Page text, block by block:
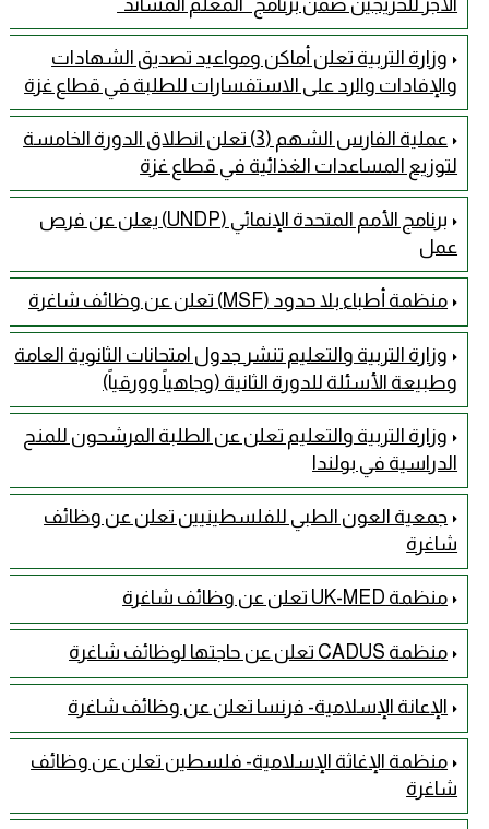
وزارة التربية تعلن أماكن ومواعيد تصديق الشهادات
والإفادات والرد على الاستفسارات للطلبة في قطاع غزة
عملية الفارس الشهم (3) تعلن انطلاق الدورة الخامسة
لتوزيع المساعدات الغذائية في قطاع غزة
برنامج الأمم المتحدة الإنمائي (UNDP) يعلن عن فرص
عمل
منظمة أطباء بلا حدود (MSF) تعلن عن وظائف شاغرة
وزارة التربية والتعليم تنشر جدول امتحانات الثانوية العامة
وطبيعة الأسئلة للدورة الثانية (وجاهياً وورقياً)
وزارة التربية والتعليم تعلن عن الطلبة المرشحون للمنح
الدراسية في بولندا
جمعية العون الطبي للفلسطينيين تعلن عن وظائف
شاغرة
منظمة UK-MED تعلن عن وظائف شاغرة
منظمة CADUS تعلن عن حاجتها لوظائف شاغرة
الإعانة الإسلامية- فرنسا تعلن عن وظائف شاغرة
منظمة الإغاثة الإسلامية- فلسطين تعلن عن وظائف
شاغرة